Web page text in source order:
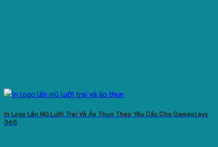
In Logo Lên Mũ Lưỡi Trai Và Áo Thun Theo Yêu Cầu Cho Gameplays
365